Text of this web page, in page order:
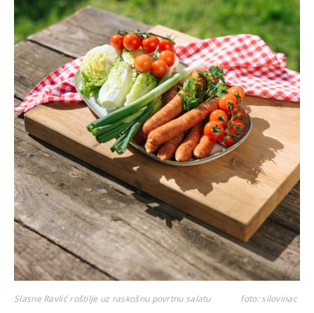
Slasne Ravlić roštilje uz raskošnu povrtnu salatu foto: silovinac